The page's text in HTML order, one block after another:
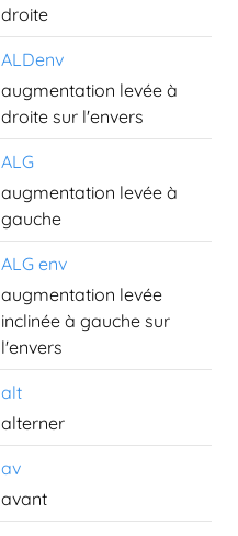
droite
ALDenv
augmentation levée à
droite sur l'envers
ALG
augmentation levée à
gauche
ALG env
augmentation levée
inclinée à gauche sur
l'envers
alt
alterner
av
avant